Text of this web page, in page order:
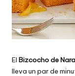
El Bizcocho de
lleva un par de